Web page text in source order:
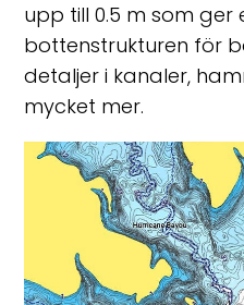
upp till 0.5 m som
bottenstrukturen för
detaljer i kanaler,
mycket mer.